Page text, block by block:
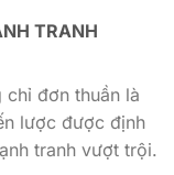
TRANH
đơn thuần là
lược được định
tranh vượt trội.